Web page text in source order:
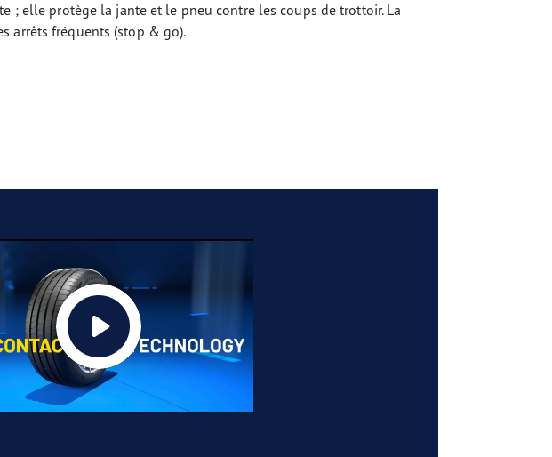
; elle protège la jante et le pneu contre les coups de trottoir. La
arrêts fréquents (stop & go).